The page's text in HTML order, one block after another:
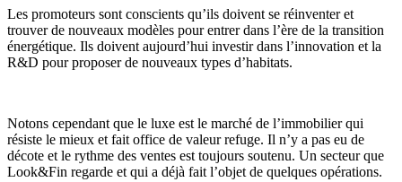
Les promoteurs sont conscients qu’ils doivent se réinventer et
trouver de nouveaux modèles pour entrer dans l’ère de la transition
énergétique. Ils doivent aujourd’hui investir dans l’innovation et la
R&D pour proposer de nouveaux types d’habitats.
Notons cependant que le luxe est le marché de l’immobilier qui
résiste le mieux et fait office de valeur refuge. Il n’y a pas eu de
décote et le rythme des ventes est toujours soutenu. Un secteur que
Look&Fin regarde et qui a déjà fait l’objet de quelques opérations.